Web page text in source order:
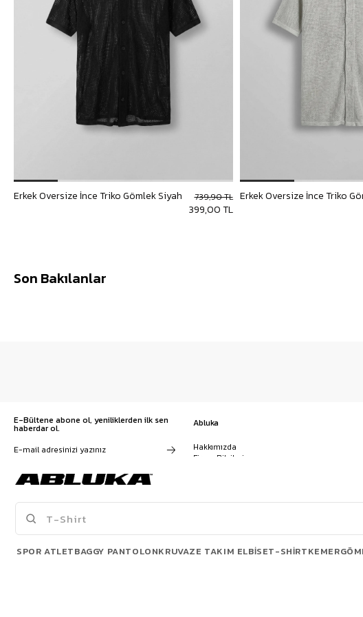
Erkek Oversize İnce Triko Gömlek Siyah
399,00 TL
739,90 TL Erkek Oversize İnce Triko
Son Bakılanlar
E-Bültene abone ol, yeniliklerden ilk sen
haberdar ol.
Kampanyalar, ürünler ve
değişiklikler hakkında e-mail ve
buradan ulaşabilirsin
Abluka
Hakkımızda
Firma Bilgileri
Sözleşmeler
SPOR ATLETBAGGY PANTOLONKRUVAZE TAKIM ELBISET-SHIRTKEMER